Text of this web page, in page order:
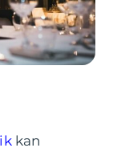
kan